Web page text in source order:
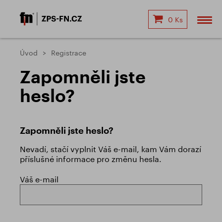
0 Ks
Úvod Registrace
Zapomněli jste
heslo?
Zapomněli jste heslo?
Nevadí, stačí vyplnit Váš e-mail, kam Vám dorazí
příslušné informace pro změnu hesla.
Váš e-mail